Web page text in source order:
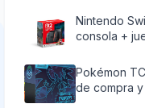
Nintendo
consola +
Pokémon
de compra